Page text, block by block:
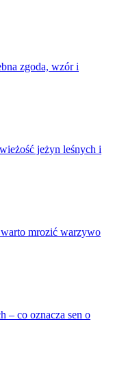
zgoda, wzór i
jeżyn leśnych i
mrozić warzywo
– co oznacza sen o